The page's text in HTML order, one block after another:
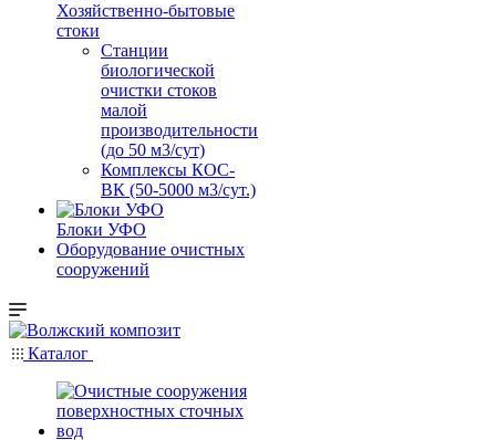
Хозяйственно-бытовые
стоки
Станции
биологической
очистки стоков
малой
производительности
(до 50 м3/сут)
Комплексы КОС-
ВК (50-5000 м3/сут.)
Блоки УФО
Оборудование очистных
сооружений
Каталог